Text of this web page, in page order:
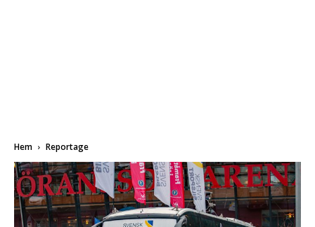
Hem Reportage